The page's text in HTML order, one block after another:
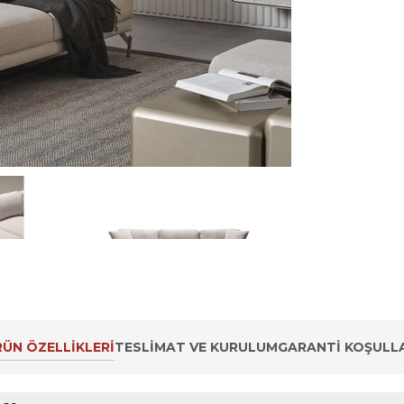
ÖZELLIKLERITESLIMAT VE KURULUMGARANTI